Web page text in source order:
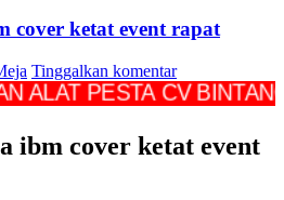
cover ketat event rapat
Tinggalkan komentar
CV BINTANG JAYA
ibm cover ketat event